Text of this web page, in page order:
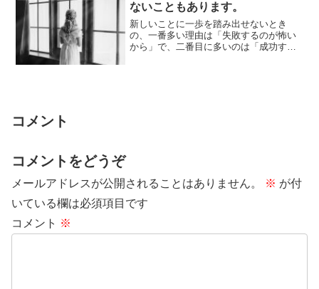
ないこともあります。
新しいことに一歩を踏み出せないとき
の、一番多い理由は「失敗するのが怖い
から」で、二番目に多いのは「成功する
コメント
コメントをどうぞ
メールアドレスが公開されることはありません。 ※ が付
いている欄は必須項目です
コメント ※